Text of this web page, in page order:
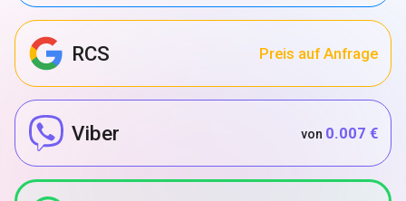
RCS Preis auf Anfrage
Viber von 0.007 €